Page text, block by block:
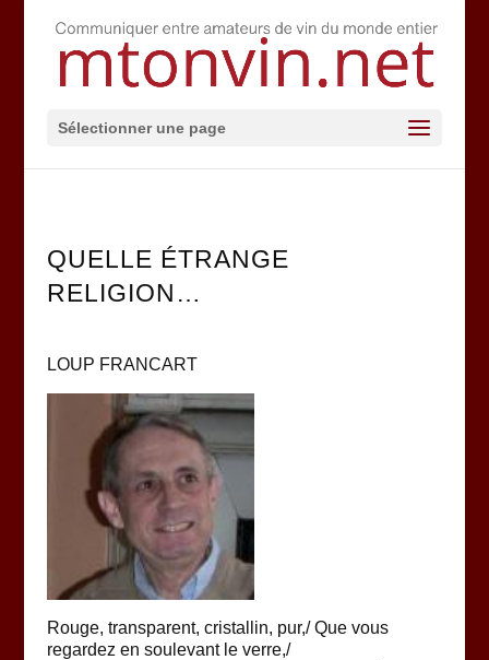
Sélectionner une page
QUELLE ÉTRANGE
RELIGION…
LOUP FRANCART
Rouge, transparent, cristallin, pur,/ Que vous
regardez en soulevant le verre,/